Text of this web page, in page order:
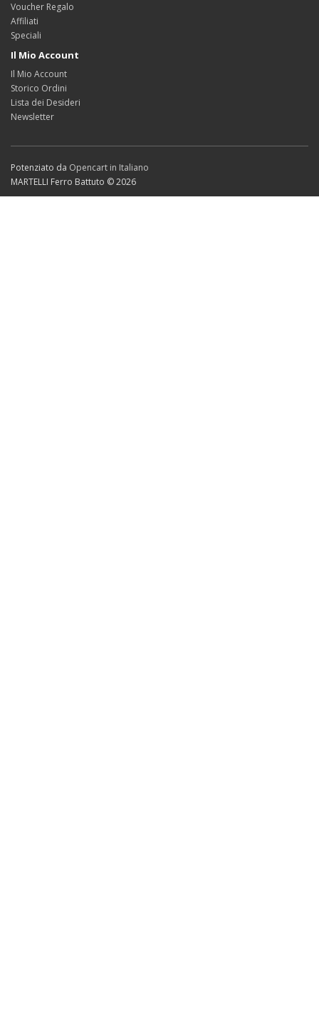
Voucher Regalo
Affiliati
Speciali
Il Mio Account
Il Mio Account
Storico Ordini
Lista dei Desideri
Newsletter
Potenziato da Opencart in Italiano
MARTELLI Ferro Battuto © 2026